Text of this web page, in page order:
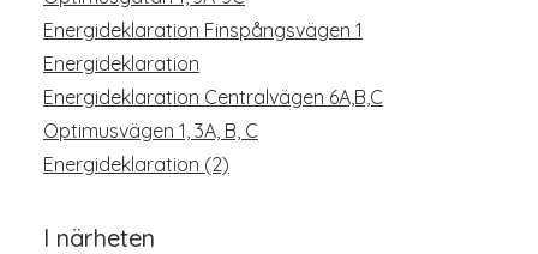
Energideklaration Finspångsvägen 1
Energideklaration
Energideklaration Centralvägen 6A,B,C
Optimusvägen 1, 3A, B, C
Energideklaration (2)
I närheten